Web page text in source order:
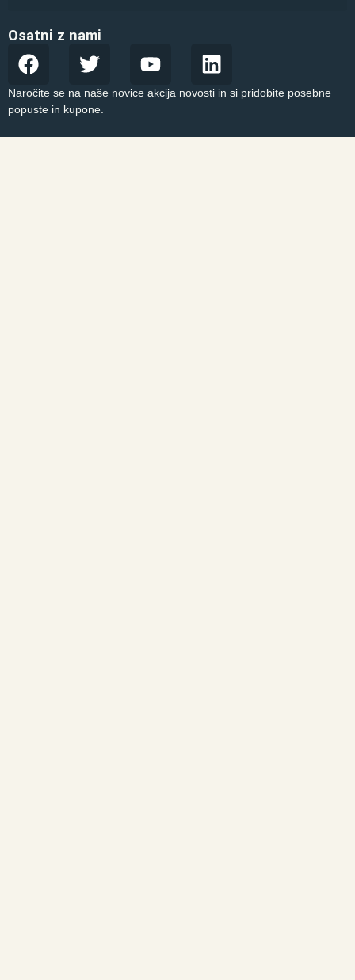
Osatni z nami
Naročite se na naše novice akcija novosti in si pridobite posebne
popuste in kupone.